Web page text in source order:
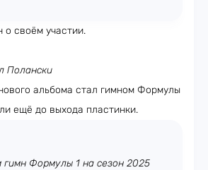
о своём участии.
Полански
альбома стал гимном Формулы
ещё до выхода пластинки.
гимн Формулы 1 на сезон 2025